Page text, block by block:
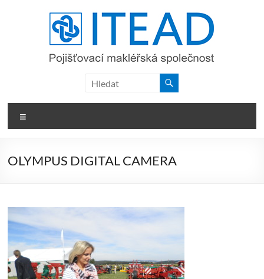
a.s.
OLYMPUS DIGITAL CAMERA